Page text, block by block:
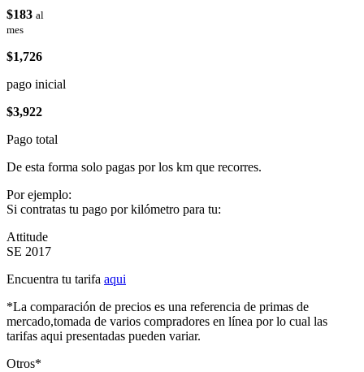
$183 al
mes
$1,726
pago inicial
$3,922
Pago total
De esta forma solo pagas por los km que recorres.
Por ejemplo:
Si contratas tu pago por kilómetro para tu:
Attitude
SE 2017
Encuentra tu tarifa aqui
*La comparación de precios es una referencia de primas de
mercado,tomada de varios compradores en línea por lo cual las
tarifas aqui presentadas pueden variar.
Otros*